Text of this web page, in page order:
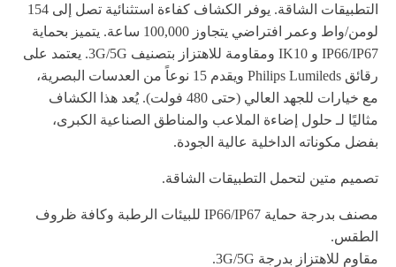
التطبيقات الشاقة. يوفر الكشاف كفاءة استثنائية تصل إلى 154
لومن/واط وعمر افتراضي يتجاوز 100,000 ساعة. يتميز بحماية
IP66/IP67 و IK10 ومقاومة للاهتزاز بتصنيف 3G/5G. يعتمد على
رقائق Philips Lumileds ويقدم 15 نوعاً من العدسات البصرية،
مع خيارات للجهد العالي (حتى 480 فولت). يُعد هذا الكشاف
مثاليًا لـ حلول إضاءة الملاعب والمناطق الصناعية الكبرى،
بفضل مكوناته الداخلية عالية الجودة.
تصميم متين لتحمل التطبيقات الشاقة.
مصنف بدرجة حماية IP66/IP67 للبيئات الرطبة وكافة ظروف
الطقس.
مقاوم للاهتزاز بدرجة 3G/5G.